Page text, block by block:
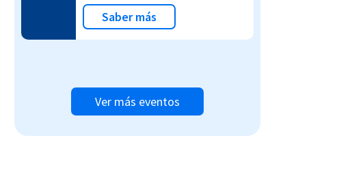
Saber más
Ver más eventos